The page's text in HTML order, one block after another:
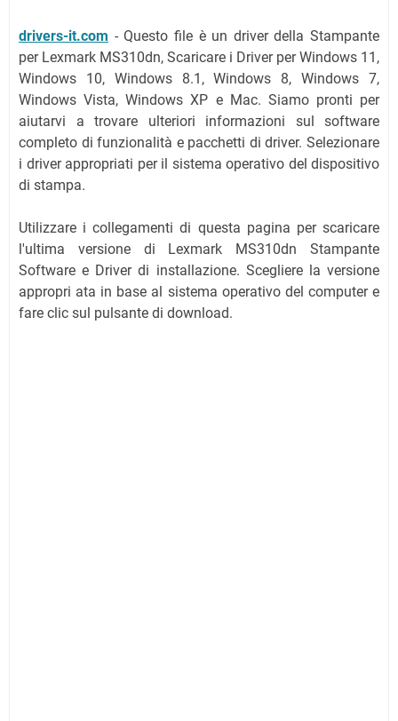
drivers-it.com -Questo file è un driver della Stampante
per Lexmark MS310dn, Scaricare i Driver per Windows 11,
Windows 10, Windows 8.1, Windows 8, Windows 7,
Windows Vista, Windows XP e Mac. Siamo pronti per
aiutarvi a trovare ulteriori informazioni sul software
completo di funzionalità e pacchetti di driver. Selezionare
i driver appropriati per il sistema operativo del dispositivo
di stampa.
Utilizzare i collegamenti di questa pagina per scaricare
l'ultima versione di Lexmark MS310dn Stampante
Software e Driver di installazione. Scegliere la versione
appropri ata in base al sistema operativo del computer e
fare clic sul pulsante di download.